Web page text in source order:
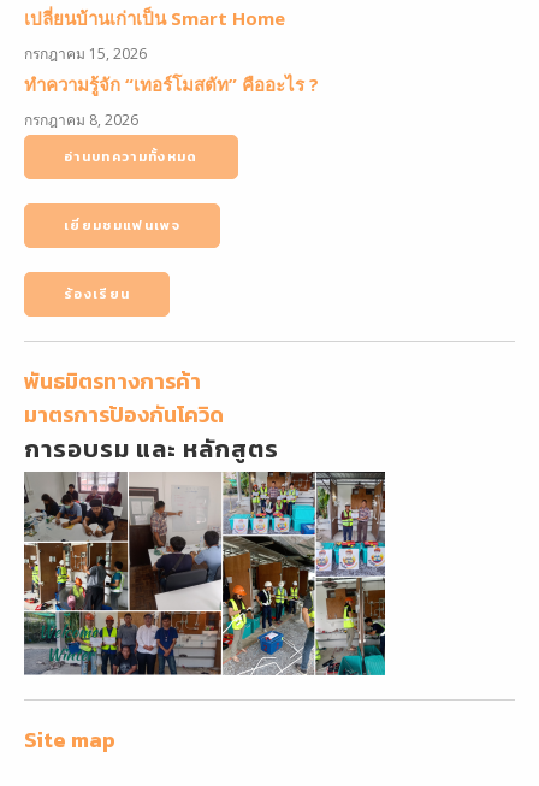
เปลี่ยนบ้านเก่าเป็น Smart Home
กรกฎาคม 15, 2026
ทำความรู้จัก “เทอร์โมสตัท” คืออะไร ?
กรกฎาคม 8, 2026
อ่านบทความทั้งหมด
เยี่ยมชมแฟนเพจ
ร้องเรียน
พันธมิตรทางการค้า
มาตรการป้องกันโควิด
การอบรม และ หลักสูตร
Site map